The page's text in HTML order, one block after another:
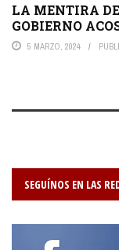
LA MENTIRA
GOBIERNO
5 MARZO, 2024
SEGUÍNOS EN LAS